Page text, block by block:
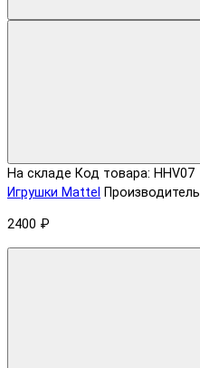
На складе Код товара: HHV07
Игрушки Mattel Производитель
2400 ₽